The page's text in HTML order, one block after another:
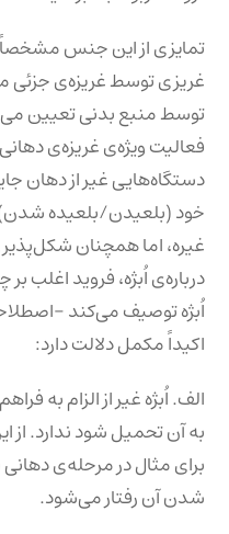
تمایزی از این جنس
غریزی توسط غریزه‌ی جزئی
توسط منبع بدنی تعیین
فعالیت ویژه‌ی غریزه‌ی
دستگاه‌هایی غیر از دهان
خود (بلعیدن/بلعیده شدن)
غیره، اما همچنان
درباره‌ی اُبژه، فروید اغلب
اُبژه توصیف می‌کند -
اکیداً مکمل دلالت دارد:
الف. اُبژه غیر از الزام به
به آن تحمیل شود ندارد. از
برای مثال در مرحله‌ی
شدن آن رفتار می‌شود.